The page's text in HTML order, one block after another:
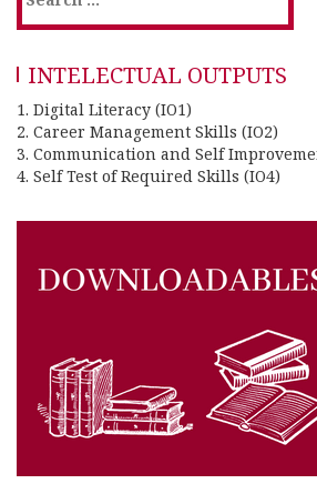
INTELECTUAL OUTPUTS
1. Digital Literacy (IO1)
2. Career Management Skills (IO2)
3. Communication and Self
4. Self Test of Required Skills (IO4)